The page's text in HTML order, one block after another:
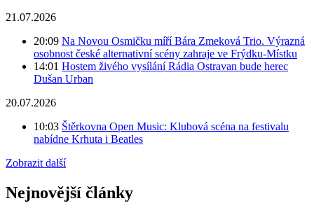
21.07.2026
20:09 Na Novou Osmičku míří Bára Zmeková Trio. Výrazná
osobnost české alternativní scény zahraje ve Frýdku-Místku
14:01 Hostem živého vysílání Rádia Ostravan bude herec
Dušan Urban
20.07.2026
10:03 Štěrkovna Open Music: Klubová scéna na festivalu
nabídne Krhuta i Beatles
Zobrazit další
Nejnovější články